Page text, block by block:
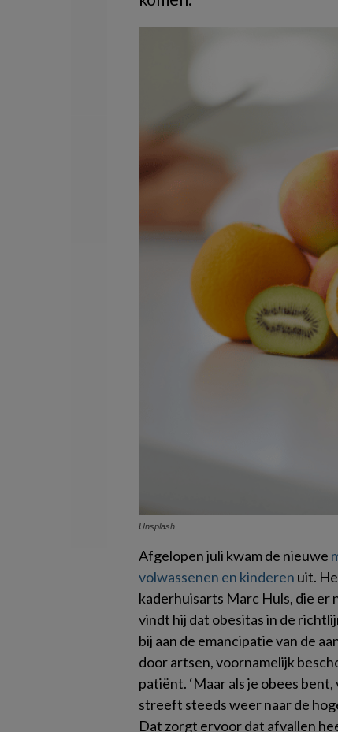
Unsplash
Afgelopen juli kwam de nieuwe
volwassenen en kinderen uit.
kaderhuisarts Marc Huls, die er
vindt hij dat obesitas in de
bij aan de emancipatie van de
door artsen, voornamelijk
patiënt. ‘Maar als je obees
streeft steeds weer naar de
Dat zorgt ervoor dat afvallen